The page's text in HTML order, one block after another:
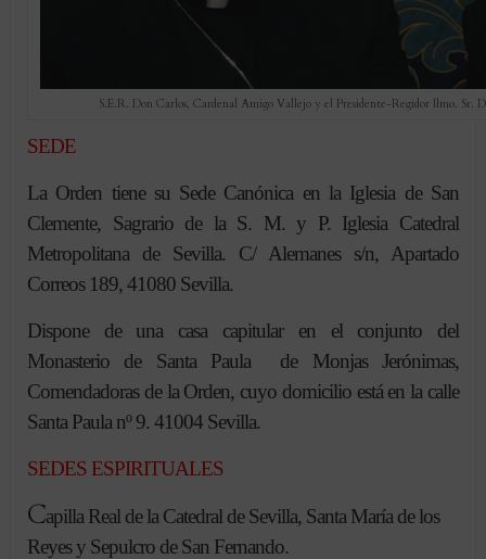
S.E.R. Don Carlos, Cardenal Amigo Vallejo y el Presidente-Regidor Ilmo. Sr.
SEDE
La Orden tiene su Sede Canónica en la Iglesia de San
Clemente, Sagrario de la S. M. y P. Iglesia Catedral
Metropolitana de Sevilla. C/ Alemanes s/n, Apartado
Correos 189, 41080 Sevilla.
Dispone de una casa capitular en el conjunto del
Monasterio de Santa Paula de Monjas Jerónimas,
Comendadoras de la Orden, cuyo domicilio está en la calle
Santa Paula nº 9. 41004 Sevilla.
SEDES ESPIRITUALES
Capilla Real de la Catedral de Sevilla, Santa María de los
Reyes y Sepulcro de San Fernando.